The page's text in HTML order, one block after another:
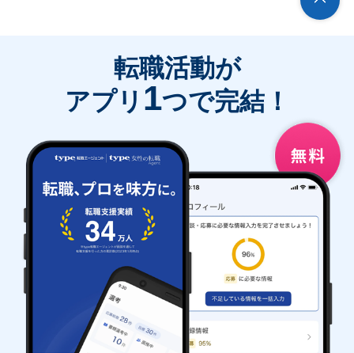
転職活動が
アプリ 1つで完結！